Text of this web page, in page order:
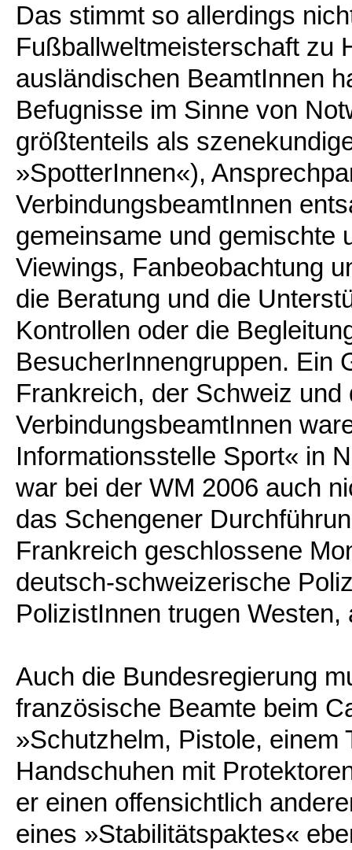
Das stimmt so allerdings
Fußballweltmeisterschaft zu
ausländischen BeamtInnen
Befugnisse im Sinne von
größtenteils als
»SpotterInnen«),
VerbindungsbeamtInnen
gemeinsame und gemischte
Viewings, Fanbeobachtung
die Beratung und die
Kontrollen oder die
BesucherInnengruppen. Ein
Frankreich, der Schweiz
VerbindungsbeamtInnen
Informationsstelle Sport« in
war bei der WM 2006 auch
das Schengener
Frankreich geschlossene
deutsch-schweizerische
PolizistInnen trugen
Auch die Bundesregierung
französische Beamte beim
»Schutzhelm, Pistole, einem
Handschuhen mit
er einen offensichtlich
eines »Stabilitätspaktes«